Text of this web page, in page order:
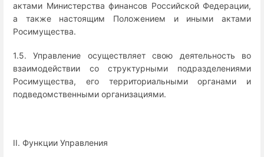
актами Министерства финансов Российской Федерации,
а также настоящим Положением и иными актами
Росимущества.
1.5. Управление осуществляет свою деятельность во
взаимодействии со структурными подразделениями
Росимущества, его территориальными органами и
подведомственными организациями.
II. Функции Управления